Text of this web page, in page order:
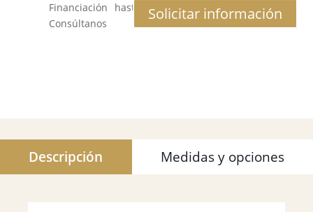
Financiación hasta 12 meses al 0% de interés.
Consúltanos
Solicitar información
Descripción Medidas y opciones